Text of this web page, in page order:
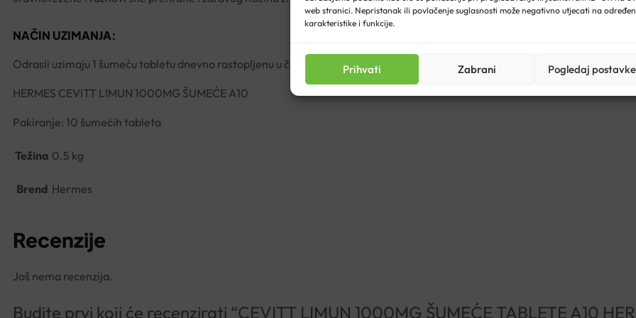
web stranici. Nepristanak ili povlačenje suglasnosti može negativno utjecati na
karakteristike i funkcije.
Prihvati Zabrani Pogledaj postavke
NAČIN UZIMANJA:
Odrasli uzimaju 1 šumeću tabletu dnevno rastopljenu u čaši vode (200 ml).
HERMES CEVITT LIMUN 1000MG ŠUMEĆE A10
Pakiranje: 10 šumećih tableta
Težina 0.5 kg
Brend Hermes
Recenzije
Još nema recenzija.
Budite prvi koji će recenzirati “CEVITT LIMUN 1000MG ŠUMEĆE TABLETE A10